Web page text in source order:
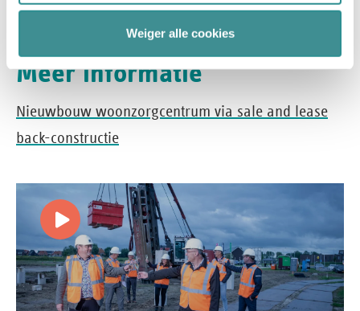
Weiger alle cookies
waardevolle dag voor de cliënten.
Meer informatie
Nieuwbouw woonzorgcentrum via sale and lease
back-constructie